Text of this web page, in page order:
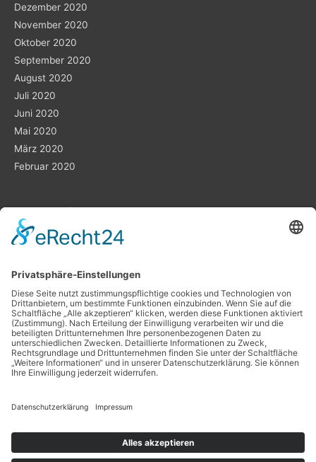
Dezember 2020
November 2020
Oktober 2020
September 2020
August 2020
Juli 2020
Juni 2020
Mai 2020
März 2020
Februar 2020
Planung ist das „A“ und „O“
Datenschutz